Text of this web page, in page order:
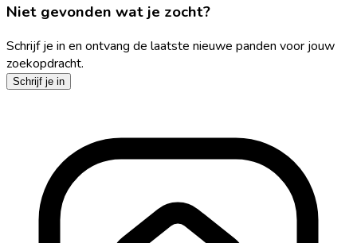
Niet gevonden wat je zocht?
Schrijf je in en ontvang de laatste nieuwe panden voor jouw
zoekopdracht.
Schrijf je in